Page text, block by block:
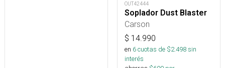
OUT42444
Soplador Dust Blaster
Carson
$ 14.990
en 6cuotas de $2.498sin
interés